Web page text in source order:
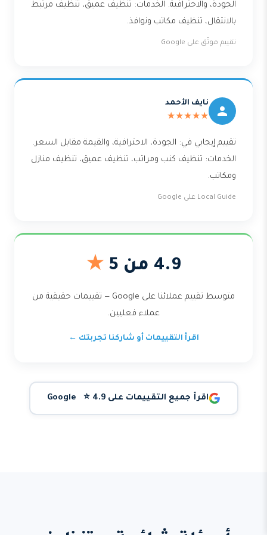
الجودة، والاحترافية. الخدمات: تنظيف عميق، تنظيف مرتبط
بالانتقال، تنظيف مكاتب ونوافذ.
تقييم موثّق على Google
نايف الأحمد
★★★★★
تقييم إيجابي في: الجودة، الاحترافية، والقيمة مقابل السعر.
الخدمات: تنظيف كنب ومراتب، تنظيف عميق، تنظيف منازل
ومكاتب.
Local Guide على Google
4.9 من 5 ★
متوسط تقييم عملائنا على Google — تقييمات حقيقية من
عملاء فعليين.
اقرأ التقييمات أو شاركنا تجربتك ←
اقرأ جميع التقييمات على Google ⭐ 4.9